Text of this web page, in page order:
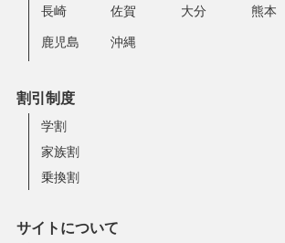
長崎 佐賀 大分 熊本
鹿児島 沖縄
割引制度
学割
家族割
乗換割
サイトについて